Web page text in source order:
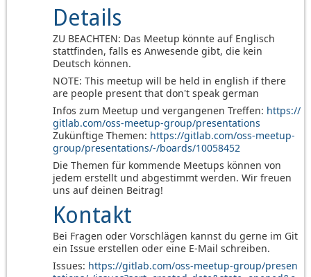
Details
ZU BEACHTEN: Das Meetup könnte auf Englisch
stattfinden, falls es Anwesende gibt, die kein
Deutsch können.
NOTE: This meetup will be held in english if there
are people present that don't speak german
Infos zum Meetup und vergangenen Treffen: https://
gitlab.com/oss-meetup-group/presentations
Zukünftige Themen: https://gitlab.com/oss-meetup-
group/presentations/-/boards/10058452
Die Themen für kommende Meetups können von
jedem erstellt und abgestimmt werden. Wir freuen
uns auf deinen Beitrag!
Kontakt
Bei Fragen oder Vorschlägen kannst du gerne im Git
ein Issue erstellen oder eine E-Mail schreiben.
Issues: https://gitlab.com/oss-meetup-group/presen